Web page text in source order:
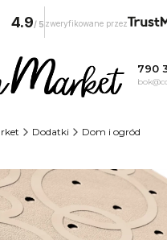
790
Dodatki Dom i ogród
4.9/ 5 zweryfikowane przez